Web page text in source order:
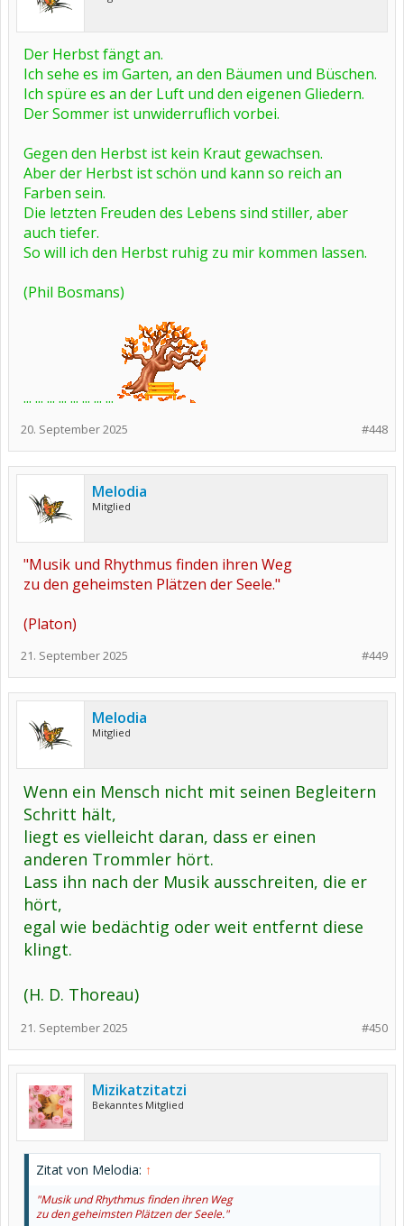
Der Herbst fängt an.
Ich sehe es im Garten, an den Bäumen und Büschen.
Ich spüre es an der Luft und den eigenen Gliedern.
Der Sommer ist unwiderruflich vorbei.
Gegen den Herbst ist kein Kraut gewachsen.
Aber der Herbst ist schön und kann so reich an
Farben sein.
Die letzten Freuden des Lebens sind stiller, aber
auch tiefer.
So will ich den Herbst ruhig zu mir kommen lassen.
(Phil Bosmans)
... ... ... ... ... ... ... ...
#448
20. September 2025
Melodia
Mitglied
"Musik und Rhythmus finden ihren Weg
zu den geheimsten Plätzen der Seele."
(Platon)
#449
21. September 2025
Melodia
Mitglied
Wenn ein Mensch nicht mit seinen Begleitern
Schritt hält,
liegt es vielleicht daran, dass er einen
anderen Trommler hört.
Lass ihn nach der Musik ausschreiten, die er
hört,
egal wie bedächtig oder weit entfernt diese
klingt.
(H. D. Thoreau)
#450
21. September 2025
Mizikatzitatzi
Bekanntes Mitglied
Zitat von Melodia: ↑
"Musik und Rhythmus finden ihren Weg
zu den geheimsten Plätzen der Seele."